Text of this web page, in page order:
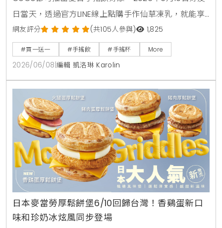
日當天，透過官方LINE線上點購手作仙草凍乳，就能享
有第2杯0元買1送1優惠。另外整個6月份，foodpanda
外送平台也同步推出茉香凍奶綠、芒果綠茶、四季珍椰
青、粉角生椰拿鐵等4大品項買1送1，讓大家在炎熱夏天
不用出門也能省錢消暑。
網友評分 (共105人參與) 1,825
#買一送一 #手搖飲 #手搖杯 More
2026/06/08 編輯 凱洛琳 Karolin
日本麥當勞厚鬆餅堡6/10回歸台灣！香鷄蛋新口
味和珍奶冰炫風同步登場